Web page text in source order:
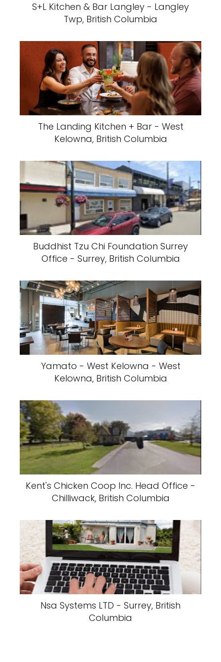
S+L Kitchen & Bar Langley - Langley
Twp, British Columbia
The Landing Kitchen + Bar - West
Kelowna, British Columbia
Buddhist Tzu Chi Foundation Surrey
Office - Surrey, British Columbia
Yamato - West Kelowna - West
Kelowna, British Columbia
Kent's Chicken Coop Inc. Head Office -
Chilliwack, British Columbia
Nsa Systems LTD - Surrey, British
Columbia